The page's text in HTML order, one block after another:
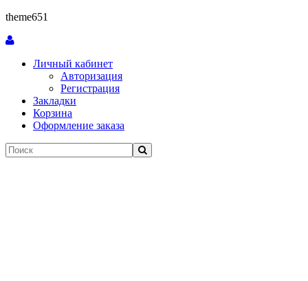
theme651
Личный кабинет
Авторизация
Регистрация
Закладки
Корзина
Оформление заказа